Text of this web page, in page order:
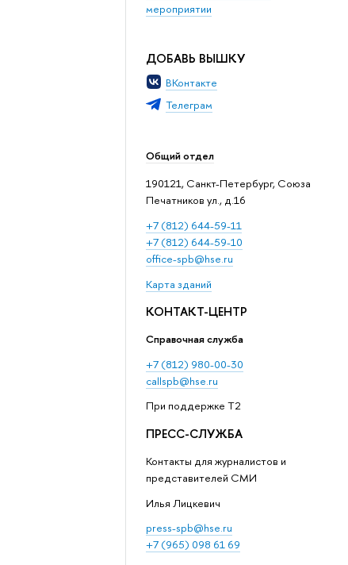
мероприятии
ДОБАВЬ ВЫШКУ
ВКонтакте
Телеграм
Общий отдел
190121, Санкт-Петербург, Союза
Печатников ул., д.16
+7 (812) 644-59-11
+7 (812) 644-59-10
office-spb@hse.ru
Карта зданий
КОНТАКТ-ЦЕНТР
Справочная служба
+7 (812) 980-00-30
callspb@hse.ru
При поддержке T2
ПРЕСС-СЛУЖБА
Контакты для журналистов и
представителей СМИ
Илья Лицкевич
press-spb@hse.ru
+7 (965) 098 61 69